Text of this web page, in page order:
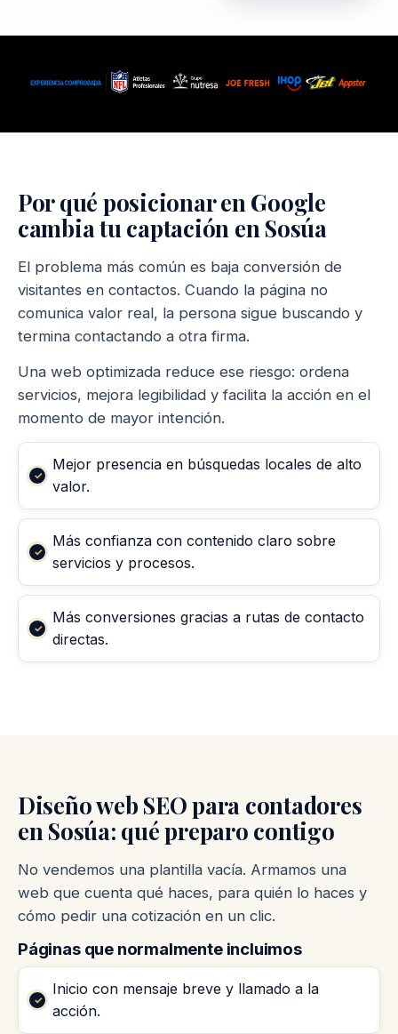
Por qué posicionar en Google
cambia tu captación en Sosúa
El problema más común es baja conversión de
visitantes en contactos. Cuando la página no
comunica valor real, la persona sigue buscando y
termina contactando a otra firma.
Una web optimizada reduce ese riesgo: ordena
servicios, mejora legibilidad y facilita la acción en el
momento de mayor intención.
Mejor presencia en búsquedas locales de alto
valor.
Más confianza con contenido claro sobre
servicios y procesos.
Más conversiones gracias a rutas de contacto
directas.
Diseño web SEO para contadores
en Sosúa: qué preparo contigo
No vendemos una plantilla vacía. Armamos una
web que cuenta qué haces, para quién lo haces y
cómo pedir una cotización en un clic.
Páginas que normalmente incluimos
Inicio con mensaje breve y llamado a la
acción.